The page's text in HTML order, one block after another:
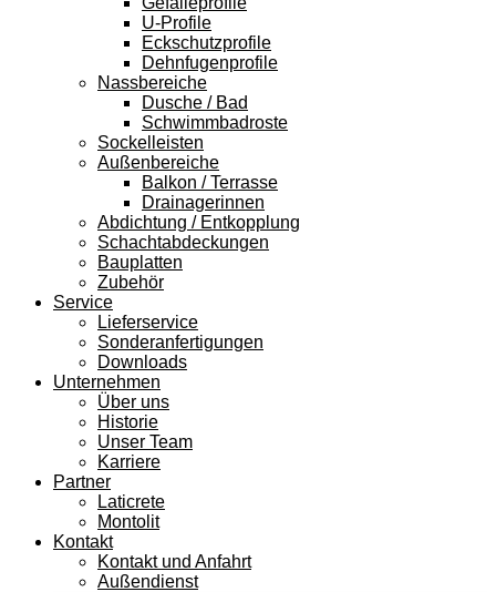
U-Profile
Eckschutzprofile
Dehnfugenprofile
Nassbereiche
Dusche / Bad
Schwimmbadroste
Sockelleisten
Außenbereiche
Balkon / Terrasse
Drainagerinnen
Abdichtung / Entkopplung
Schachtabdeckungen
Bauplatten
Zubehör
Service
Lieferservice
Sonderanfertigungen
Downloads
Unternehmen
Über uns
Historie
Unser Team
Karriere
Partner
Laticrete
Montolit
Kontakt
Kontakt und Anfahrt
Außendienst